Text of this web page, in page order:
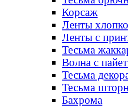
Корсаж
Ленты
Ленты с
Тесьма
Волна с
Тесьма
Тесьма
Бахрома